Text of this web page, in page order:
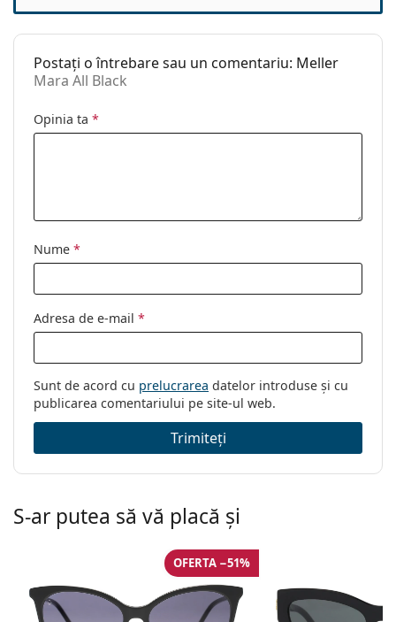
Categorie:
Ochelari de soare
Brand:
Meller
Utilizare:
Modă
Postați o întrebare sau un comentariu: Meller
Mara All Black
Opinia ta *
Nume *
Adresa de e-mail *
Sunt de acord cu prelucrarea datelor introduse și cu
publicarea comentariului pe site-ul web.
Trimiteți
S-ar putea să vă placă și
OFERTA −51%